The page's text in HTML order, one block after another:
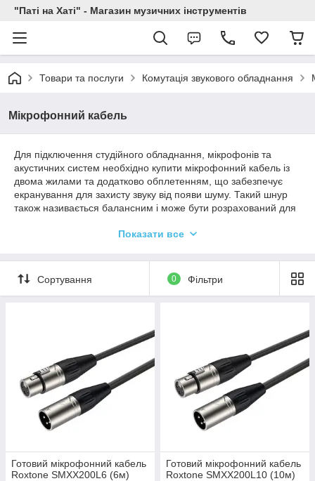
"Паті на Хаті" - Магазин музичних інструментів
Товари та послуги Комутація звукового обладнання
Мікрофонний кабель
Для підключення студійного обладнання, мікрофонів та
акустичних систем необхідно купити мікрофонний кабель із
двома жилами та додатково обплетенням, що забезпечує
екранування для захисту звуку від появи шуму. Такий шнур
також називається балансним і може бути розрахований для
музичної апаратури, що підключається. Вибирайте
характеристиками, щоб отримати якісний чистий звук під час
студійної роботи, звукозапису чи виступу.
Показати все
Сортування 0 Фільтри
Готовий мікрофонний кабель
Roxtone SMXX200L6 (6м)
Готовий мікрофонний кабель
Roxtone SMXX200L10 (10м)